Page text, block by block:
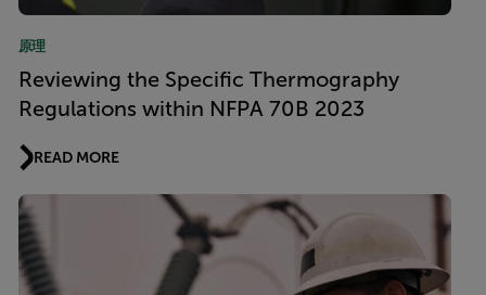
原理
Reviewing the Specific Thermography
Regulations within NFPA 70B 2023
READ MORE